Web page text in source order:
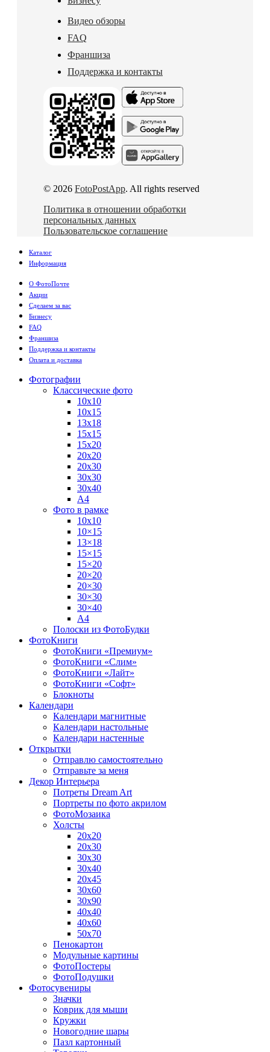
Видео обзоры
FAQ
Франшиза
Поддержка и контакты
© 2026 FotoPostApp. All rights reserved
Политика в отношении обработки
персональных данных
Пользовательское соглашение
Каталог
Информация
О ФотоПочте
Акции
Сделаем за вас
Бизнесу
FAQ
Франшиза
Поддержка и контакты
Оплата и доставка
Фотографии
Классические фото
10х10
10х15
13х18
15х15
15х20
20х20
20х30
30х30
30х40
А4
Фото в рамке
10х10
10×15
13×18
15×15
15×20
20×20
20×30
30×30
30×40
A4
Полоски из ФотоБудки
ФотоКниги
ФотоКниги «Премиум»
ФотоКниги «Слим»
ФотоКниги «Лайт»
ФотоКниги «Софт»
Блокноты
Календари
Календари магнитные
Календари настольные
Календари настенные
Открытки
Отправлю самостоятельно
Отправьте за меня
Декор Интерьера
Потреты Dream Art
Портреты по фото акрилом
ФотоМозаика
Холсты
20х20
20х30
30х30
30х40
20х45
30х60
30х90
40х40
40х60
50х70
Пенокартон
Модульные картины
ФотоПостеры
ФотоПодушки
Фотоcувениры
Значки
Коврик для мыши
Кружки
Новогодние шары
Пазл картонный